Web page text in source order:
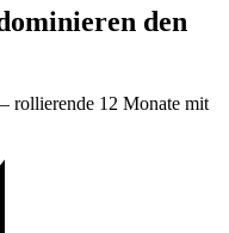
den
rollierende 12 Monate mit